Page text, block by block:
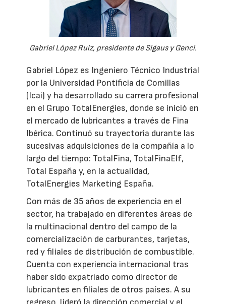
Gabriel López Ruiz, presidente de Sigaus y Genci.
Gabriel López es Ingeniero Técnico Industrial
por la Universidad Pontificia de Comillas
(Icai) y ha desarrollado su carrera profesional
en el Grupo TotalEnergies, donde se inició en
el mercado de lubricantes a través de Fina
Ibérica. Continuó su trayectoria durante las
sucesivas adquisiciones de la compañía a lo
largo del tiempo: TotalFina, TotalFinaElf,
Total España y, en la actualidad,
TotalEnergies Marketing España.
Con más de 35 años de experiencia en el
sector, ha trabajado en diferentes áreas de
la multinacional dentro del campo de la
comercialización de carburantes, tarjetas,
red y filiales de distribución de combustible.
Cuenta con experiencia internacional tras
haber sido expatriado como director de
lubricantes en filiales de otros países. A su